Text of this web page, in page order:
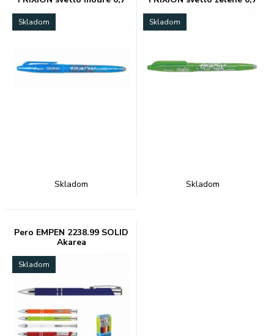
Skladom
Skladom
Skladom
Skladom
Pero EMPEN 2238.99 SOLID
Akarea
Skladom